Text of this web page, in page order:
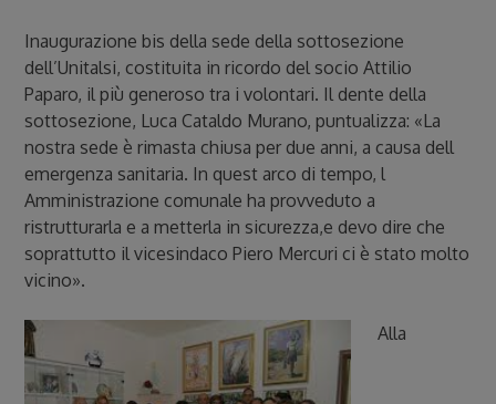
Inaugurazione bis della sede della sottosezione
dell’Unitalsi, costituita in ricordo del socio Attilio
Paparo, il più generoso tra i volontari. Il dente della
sottosezione, Luca Cataldo Murano, puntualizza: «La
nostra sede è rimasta chiusa per due anni, a causa dell
emergenza sanitaria. In quest arco di tempo, l
Amministrazione comunale ha provveduto a
ristrutturarla e a metterla in sicurezza,e devo dire che
soprattutto il vicesindaco Piero Mercuri ci è stato molto
vicino».
Alla